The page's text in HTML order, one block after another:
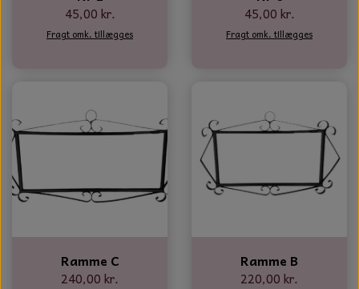
45,00 kr.
Fragt omk. tillægges
45,00 kr.
Fragt omk. tillægges
Ramme C
240,00 kr.
Ramme B
220,00 kr.